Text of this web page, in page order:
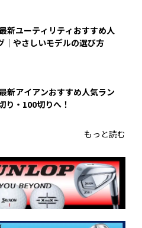
新ユーティリティおすすめ人
｜やさしいモデルの選び方
新アイアンおすすめ人気ラン
り・100切りへ！
もっと読む